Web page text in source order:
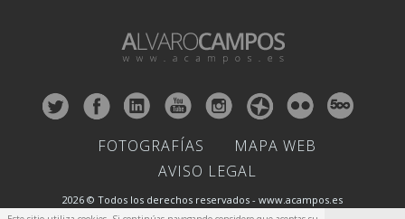
FOTOGRAFÍAS
MAPA WEB
AVISO LEGAL
2026 © Todos los derechos reservados - www.acampos.es